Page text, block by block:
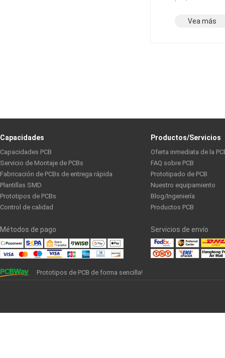
Vea más
Capacidades
Capacidades PCB
Servicio de Montaje de PCBs
Fabricación de PCBs de entrega rápida
Plantillas SMD
Prototipos de PCBs
Control de calidad
Productos/Servicios
Oferta inmediata de la
FAQ sobre PCB
Prototipado de PCB
Nuestro equipamiento
Blog/Ingeniería
Productos PCB
Métodos de pago Servicios de envío
Prototipos de PCB de forma sencilla!